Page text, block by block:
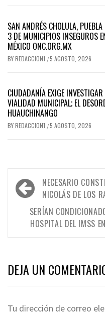
SAN ANDRÉS CHOLULA,
3 DE MUNICIPIOS INSEGUROS
MÉXICO ONC.ORG.MX
BYREDACCION1 /5 AGOSTO, 2026
CIUDADANÍA EXIGE
VIALIDAD MUNICIPAL; EL
HUAUCHINANGO
BYREDACCION1 /5 AGOSTO, 2026
Navegación
de
entradas
NECESARIO
NICOLÁS DE LOS
SERÍAN
HOSPITAL DEL IMSS
DEJA UN
Tu dirección de correo